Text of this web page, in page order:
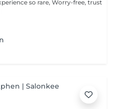
so rare, Worry-free, trust